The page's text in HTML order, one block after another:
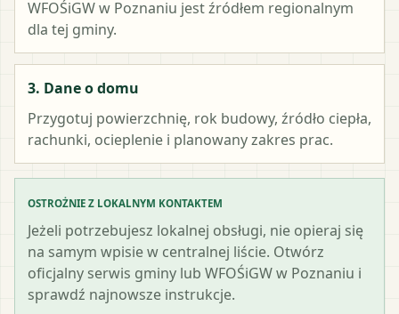
WFOŚiGW w Poznaniu jest źródłem regionalnym
dla tej gminy.
3. Dane o domu
Przygotuj powierzchnię, rok budowy, źródło ciepła,
rachunki, ocieplenie i planowany zakres prac.
OSTROŻNIE Z LOKALNYM KONTAKTEM
Jeżeli potrzebujesz lokalnej obsługi, nie opieraj się
na samym wpisie w centralnej liście. Otwórz
oficjalny serwis gminy lub WFOŚiGW w Poznaniu i
sprawdź najnowsze instrukcje.